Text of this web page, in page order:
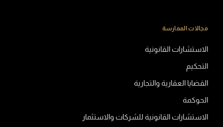
مجالات الممارسة
الاستشارات القانونية
التحكيم
القضايا العقارية والتجارية
الحوكمة
الاستشارات القانونية للشركات والاستثمار